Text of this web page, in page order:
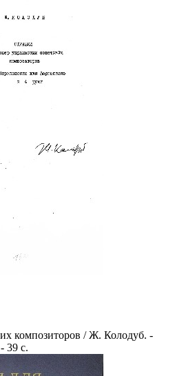
композиторов / Ж. Колодуб. -
39 с.